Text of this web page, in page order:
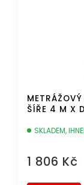
ŠÍŘE 4 M X
SKLADEM,
1 806 Kč